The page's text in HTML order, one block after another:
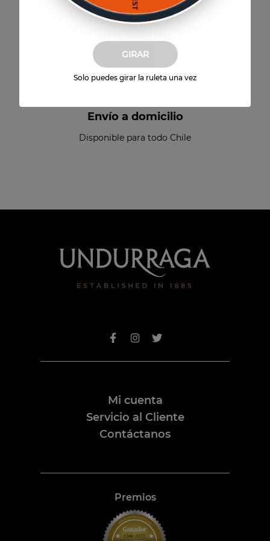
Sin interés por Mercado Pago
Envío a domicilio
Disponible para todo Chile
Mi cuenta
Servicio al Cliente
Contáctanos
Premios
GIRAR
Solo puedes girar la ruleta una vez